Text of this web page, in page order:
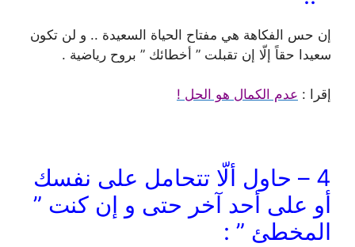
إن حس الفكاهة هي مفتاح الحياة السعيدة .. و لن تكون
سعيدا حقاً إلّا إن تقبلت ” أخطائك ” بروح رياضية .
إقرا : عدم الكمال هو الحل !
4 – حاول ألّا تتحامل على نفسك
أو على أحد آخر حتى و إن كنت ”
المخطئ ” :